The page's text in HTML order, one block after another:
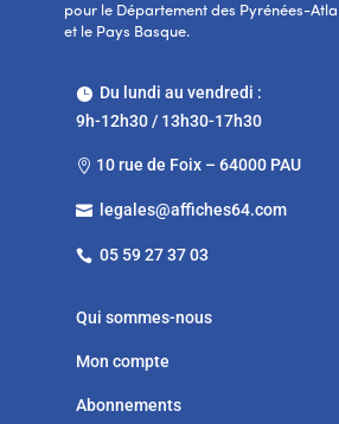
pour le Département des Pyrénées-
et le Pays Basque.
Du lundi au vendredi :
9h-12h30 / 13h30-17h30
 10 rue de Foix – 64000 PAU
 legales@affiches64.com
 05 59 27 37 03
Qui sommes-nous
Mon compte
Abonnements